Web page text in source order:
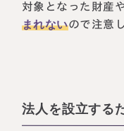
対象となった財産
まれないので注意
法人を設立する